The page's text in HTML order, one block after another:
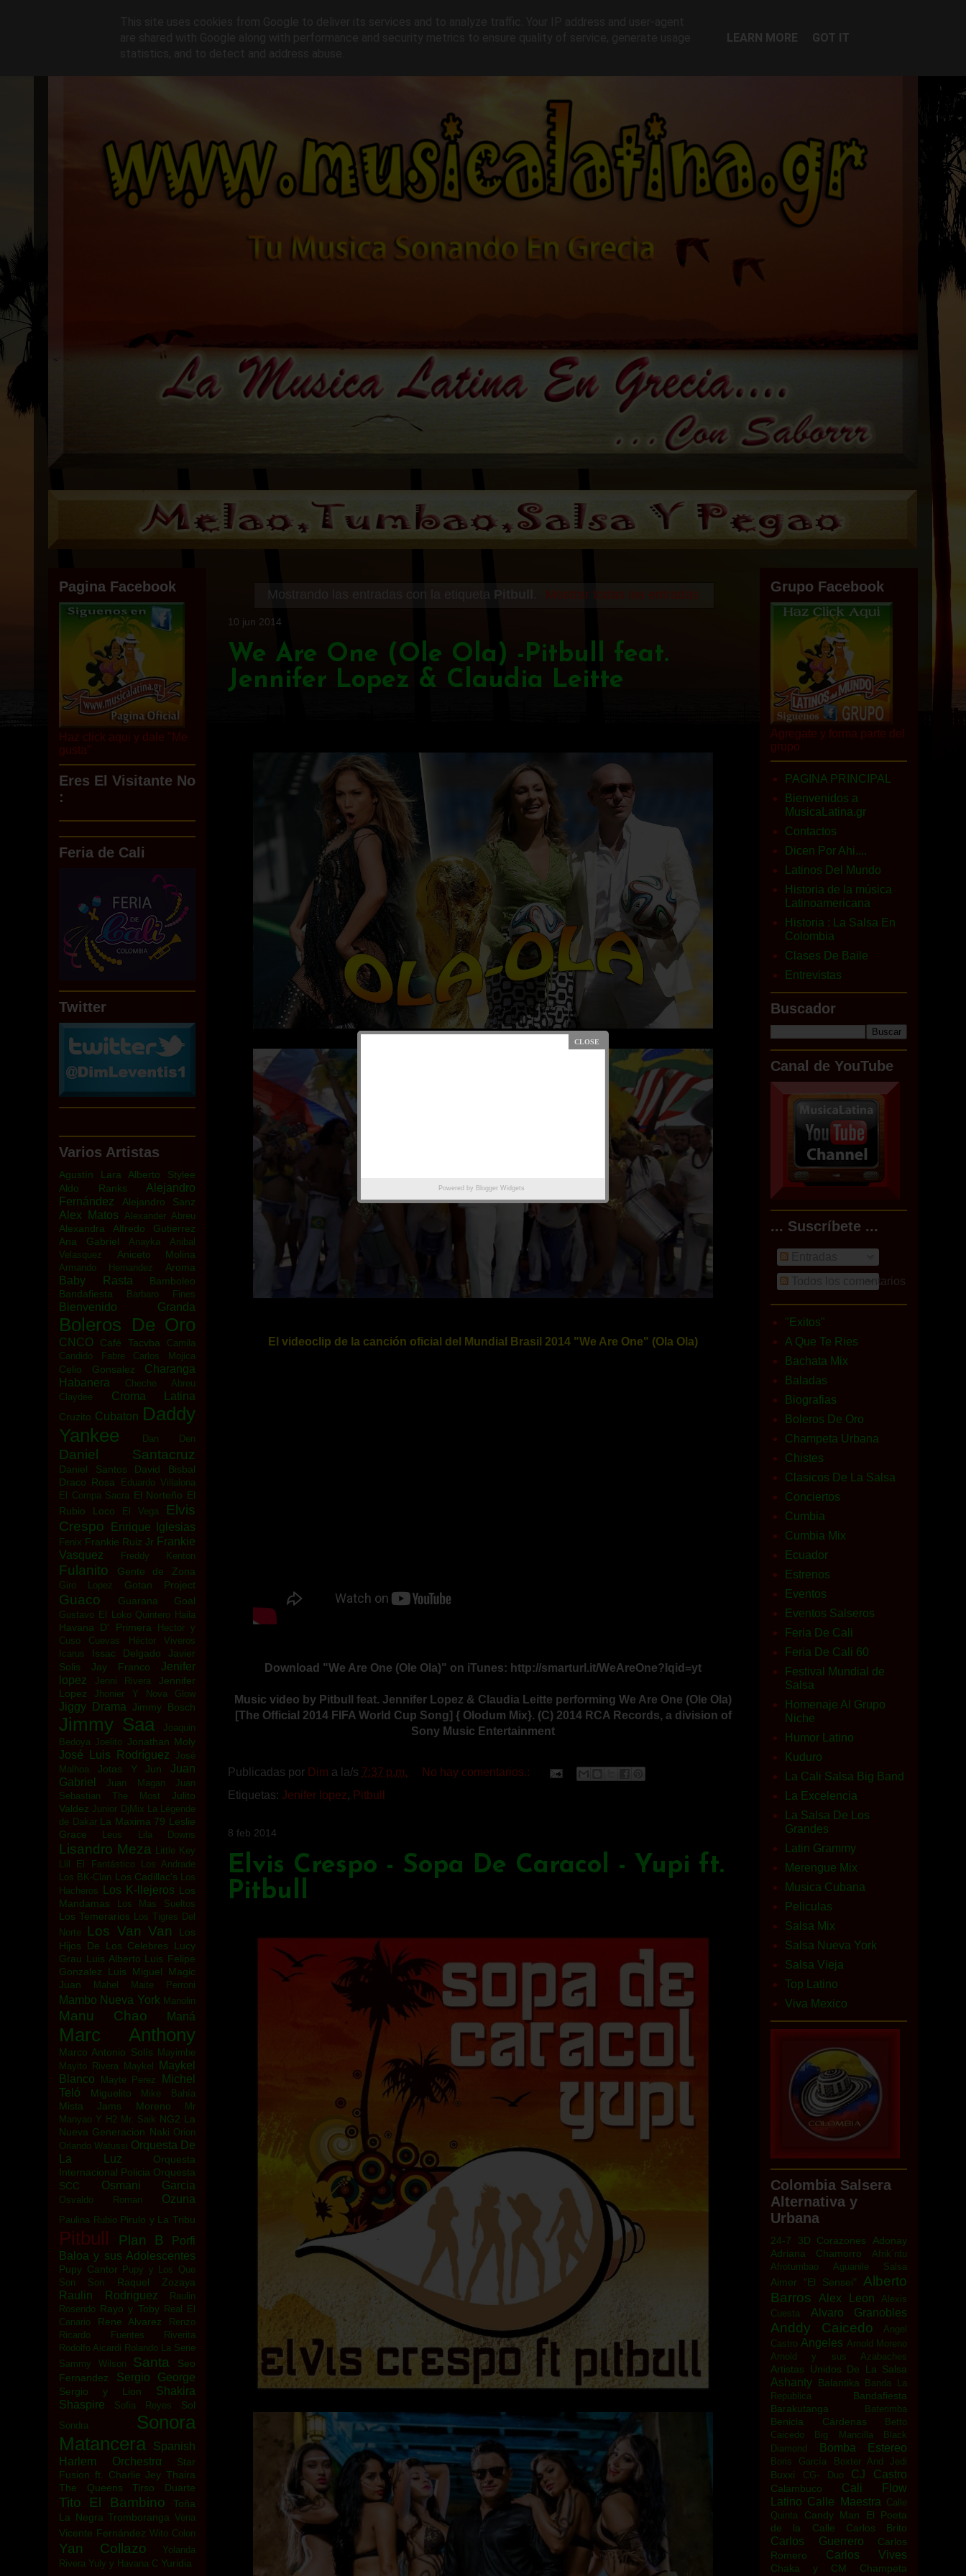
Mostrando las entradas con la etiqueta Pitbull Mostrar todas las entradas
10 jun 2014
We Are One (Ole Ola) -Pitbull feat.
Jennifer Lopez & Claudia Leitte
El videoclip de la canción oficial del Mundial Brasil 2014 "We Are One" (Ola Ola)
Download "We Are One (Ole Ola)" on iTunes: http://smarturl.it/WeAreOne?Iqid=yt
Music video by Pitbull feat. Jennifer Lopez & Claudia Leitte performing We Are One (Ole Ola)
[The Official 2014 FIFA World Cup Song] { Olodum Mix}. (C) 2014 RCA Records, a division of
Sony Music Entertainment
Publicadas por Dim a la/s 7:37 p.m.
No hay comentarios.:
Etiquetas: Jenifer lopez, Pitbull
8 feb 2014
Elvis Crespo - Sopa De Caracol - Yupi ft.
Pitbull
Pagina Facebook
Haz click aqui y dale "Me
gusta"
Eres El Visitante No
:
Powered by Blogger Widgets
Feria de Cali
Twitter
Varios Artistas
Agustín Lara
Alberto Stylee
Aldo Ranks
Alejandro
Fernández
Alejandro Sanz
Alex Matos Alexander Abreu
Alexandra
Alfredo Gutierrez
Ana Gabriel
Anayka
Anibal
Velasquez
Aniceto Molina
Armando Hernandez Aroma
Baby Rasta
Bamboleo
Bandafiesta
Barbaro Fines
Bienvenido Granda
Boleros De Oro
CNCO Café Tacvba
Camila
Candido Fabre
Carlos Mojica
Celio Gonsalez
Charanga
Habanera
Cheche Abreu
Claydee
Croma Latina
Cruzito Cubaton Daddy
Yankee
Dan Den
Daniel Santacruz
Daniel Santos
David Bisbal
Draco Rosa
Eduardo Villalona
El Compa Sacra El Norteño El
Rubio Loco
El Vega
Elvis
Crespo
Enrique Iglesias
Fenix Frankie Ruiz Jr Frankie
Vasquez
Freddy Kenton
Fulanito Gente de Zona
Giro Lopez Gotan Project
Guaco Guarana Goal
Gustavo El Loko Quintero Haila
Havana D' Primera
Hector y
Cuso Cuevas
Héctor Viveros
Icarus
Issac Delgado
Javier
Solis
Jay Franco
Jenifer
lopez
Jenni Rivera
Jennifer
Lopez
Jhonier Y Nova Glow
Jiggy Drama Jimmy Bosch
Jimmy Saa
Joaquin
Bedoya Joelito Jonathan Moly
José Luis Rodríguez
José
Malhoa
Jotas Y Jun
Juan
Gabriel
Juan Magan
Juan
Sebastian The Most
Julito
Valdez Junior DjMix La Légende
de Dakar La Maxima 79 Leslie
Grace
Leus Lila Downs
Lisandro Meza Little Key
Llil El Fantástico
Los Andrade
Los BK-Clan Los Cadillac's Los
Hacheros
Los K-llejeros Los
Mandamas
Los Mas Sueltos
Los Temerarios Los Tigres Del
Norte
Los Van Van
Los
Hijos De Los Celebres
Lucy
Grau Luis Alberto Luis Felipe
Gonzalez
Luis Miguel
Magic
Juan
Mahel Maite Perroni
Mambo Nueva York Manolin
Manu Chao Maná
Marc Anthony
Marco Antonio Solís Mayimbe
Mayito Rivera Maykel
Maykel
Blanco
Mayte Perez
Michel
Teló
Miguelito Mike Bahía
Mista Jams Moreno
Mr
Manyao Y H2 Mr. Saik NG2 La
Nueva Generacion Naki Orion
Orlando Watussi Orquesta De
La Luz
Orquesta
Internacional Policia Orquesta
SCC
Osmani Garcia
Osvaldo Roman Ozuna
Paulina Rubio Pirulo y La Tribu
Pitbull Plan B
Porfi
Baloa y sus Adolescentes
Pupy Cantor Pupy y Los Que
Son Son
Raquel Zozaya
Raulin Rodriguez
Raulin
Rosendo Rayo y Toby Real El
Canario
Rene Alvarez
Renzo
Ricardo Fuentes
Riverita
Rodolfo Aicardi Rolando La Serie
Sammy Wilson
Santa
Seo
Fernandez
Sergio George
Sergio y Lion
Shakira
Shaspire
Sofia Reyes Sol
Sondra
Sonora
Matancera
Spanish
Harlem Orchestrα
Star
Fusion ft. Charlie Jey Thaira
The Queens
Tirso Duarte
Tito El Bambino
Toña
La Negra Tromboranga Vena
Vicente Fernández Wito Colon
Yan Collazo
Yolanda
Rivera Yuly y Havana C Yuridia
Grupo Facebook
Agregate y forma parte del
grupo
PAGINA PRINCIPAL
Bienvenidos a
MusicaLatina.gr
Contactos
Dicen Por Ahi....
Latinos Del Mundo
Historia de la música
Latinoamericana
Historia : La Salsa En
Colombia
Clases De Baile
Entrevistas
Buscador
Canal de YouTube
... Suscríbete ...
Todos los comentarios
"Exitos"
A Que Te Ries
Bachata Mix
Baladas
Biografias
Boleros De Oro
Champeta Urbana
Chistes
Clasicos De La Salsa
Conciertos
Cumbia
Cumbia Mix
Ecuador
Estrenos
Eventos
Eventos Salseros
Feria De Cali
Feria De Cali 60
Festival Mundial de
Salsa
Homenaje Al Grupo
Niche
Humor Latino
Kuduro
La Cali Salsa Big Band
La Excelencia
La Salsa De Los
Grandes
Latin Grammy
Merengue Mix
Musica Cubana
Peliculas
Salsa Mix
Salsa Nueva York
Salsa Vieja
Top Latino
Viva Mexico
Colombia Salsera
Alternativa y
Urbana
24-7 3D Corazones
Adonay
Adriana Chamorro
Afrik´ntu
Afrotumbao
Aguanile Salsa
Aimer "El Sensei"
Alberto
Barros
Alex Leon
Alexis
Cuesta
Alvaro Granobles
Anddy Caicedo
Angel
Castro Angeles Arnold Moreno
Arnold y sus Azabaches
Artistas Unidos De La Salsa
Ashanty Balantika
Banda La
Republica
Bandafiesta
Barakutanga
Baterimba
Benicia Cárdenas
Betto
Caicedo
Big Mancilla
Black
Diamond
Bomba Estereo
Boris García Boxter And Jedi
Buxxi CG- Duo CJ Castro
Calambuco
Cali Flow
Latino Calle Maestra Calle
Quinta
Candy Man El Poeta
de la Calle
Carlos Brito
Carlos Guerrero
Carlos
Romero
Carlos Vives
Chaka y CM
Champeta
LEARN MORE GOT IT